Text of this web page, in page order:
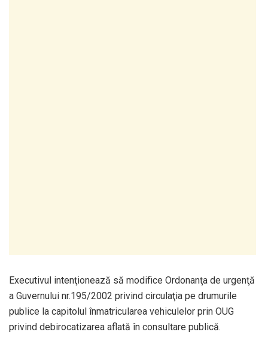
Executivul intenţionează să modifice Ordonanţa de urgenţă
a Guvernului nr.195/2002 privind circulaţia pe drumurile
publice la capitolul înmatricularea vehiculelor prin OUG
privind debirocatizarea aflată în consultare publică.